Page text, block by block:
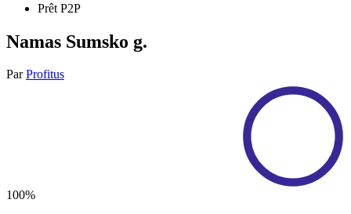
Prêt P2P
Namas Sumsko g.
Par Profitus
100%